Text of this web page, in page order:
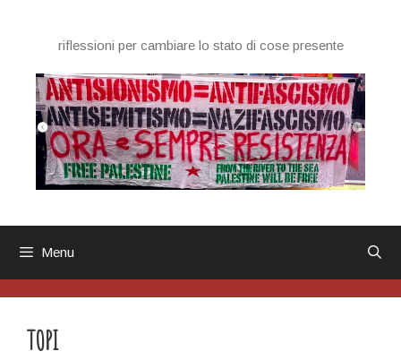
contenutoriflessioni per cambiare lo stato di cose presente
Menu
TOPI